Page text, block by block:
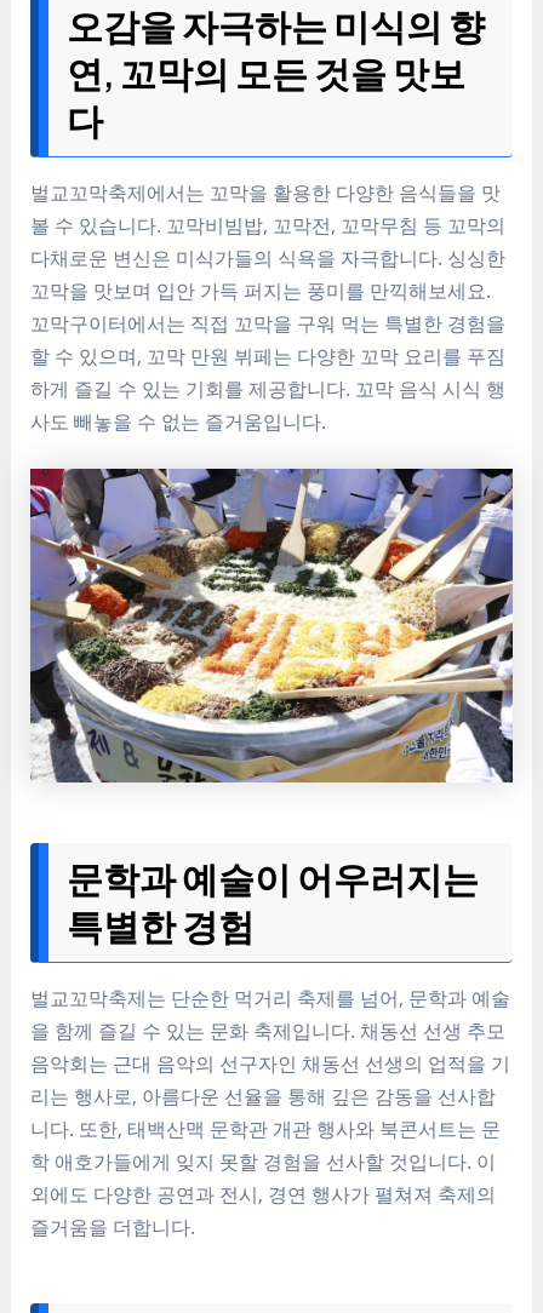
오감을 자극하는 미식의 향
연, 꼬막의 모든 것을 맛보
다
벌교꼬막축제에서는 꼬막을 활용한 다양한 음식들을 맛
볼 수 있습니다. 꼬막비빔밥, 꼬막전, 꼬막무침 등 꼬막의
다채로운 변신은 미식가들의 식욕을 자극합니다. 싱싱한
꼬막을 맛보며 입안 가득 퍼지는 풍미를 만끽해보세요.
꼬막구이터에서는 직접 꼬막을 구워 먹는 특별한 경험을
할 수 있으며, 꼬막 만원 뷔페는 다양한 꼬막 요리를 푸짐
하게 즐길 수 있는 기회를 제공합니다. 꼬막 음식 시식 행
사도 빼놓을 수 없는 즐거움입니다.
문학과 예술이 어우러지는
특별한 경험
벌교꼬막축제는 단순한 먹거리 축제를 넘어, 문학과 예술
을 함께 즐길 수 있는 문화 축제입니다. 채동선 선생 추모
음악회는 근대 음악의 선구자인 채동선 선생의 업적을 기
리는 행사로, 아름다운 선율을 통해 깊은 감동을 선사합
니다. 또한, 태백산맥 문학관 개관 행사와 북콘서트는 문
학 애호가들에게 잊지 못할 경험을 선사할 것입니다. 이
외에도 다양한 공연과 전시, 경연 행사가 펼쳐져 축제의
즐거움을 더합니다.